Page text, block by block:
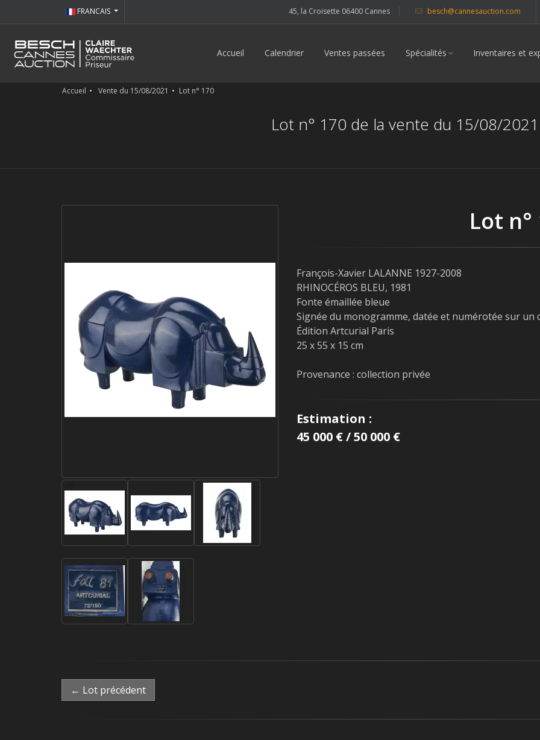
45, la Croisette 06400 Cannes besch@cannesauction.com
FRANCAIS
Accueil Calendrier Ventes passées Spécialités Inventaires et
Accueil Vente du 15/08/2021 Lot n° 170
Lot n° 170 de la vente du 15/08/2021
Lot n°
François-Xavier LALANNE 1927-2008
RHINOCÉROS BLEU, 1981
Fonte émaillée bleue
Signée du monogramme, datée et numérotée sur un
Édition Artcurial Paris
25 x 55 x 15 cm
Provenance : collection privée
Estimation :
45 000 € / 50 000 €
← Lot précédent